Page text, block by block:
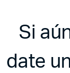
Si
date